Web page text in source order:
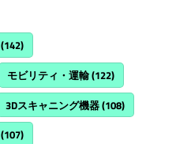
(142)
モビリティ・運輸(122)
3Dスキャニング機器(108)
(107)